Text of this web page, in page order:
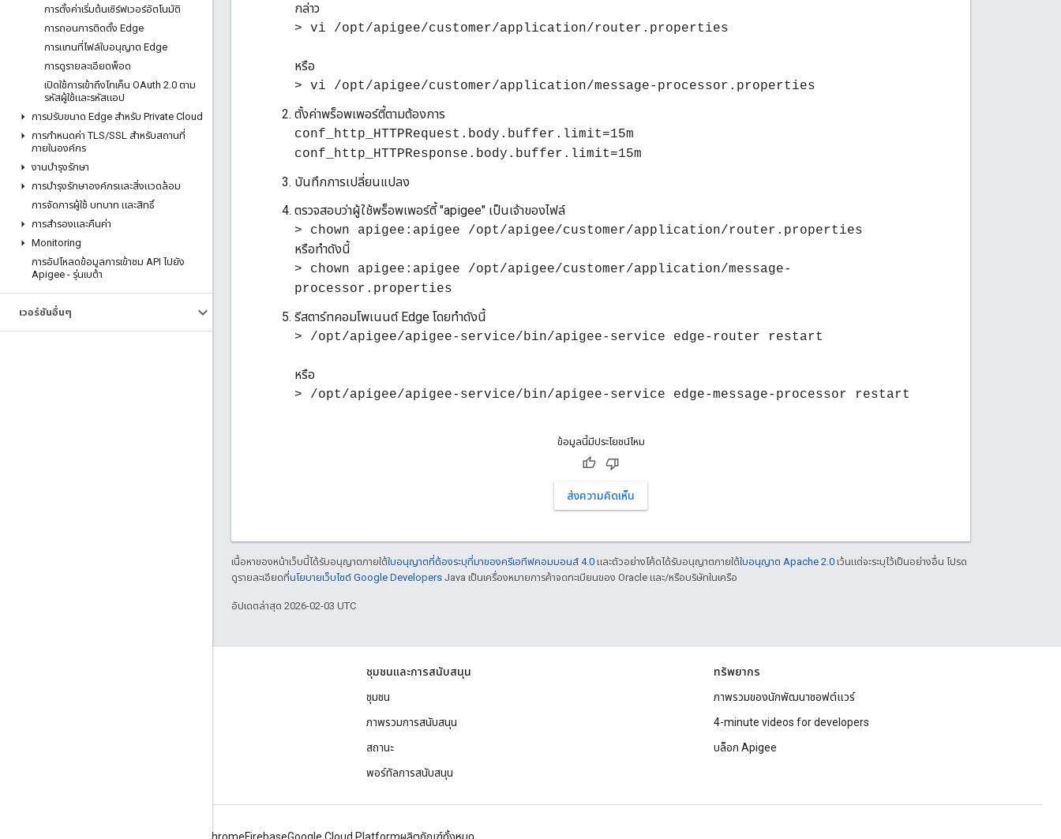
การตั้งค่าเริ่มต้นเซิร์ฟเวอร์อัตโนมัติ
การถอนการติดตั้ง Edge
การแทนที่ไฟล์ใบอนุญาต Edge
การดูรายละเอียดพ็อด
เปิดใช้การเข้าถึงโทเค็น OAuth 2.0 ตาม
รหัสผู้ใช้และรหัสแอป
การปรับขนาด Edge สําหรับ Private Cloud
การกําหนดค่า TLS/SSL สําหรับสถานที่
ภายในองค์กร
งานบํารุงรักษา
การบํารุงรักษาองค์กรและสิ่งแวดล้อม
การจัดการผู้ใช้ บทบาท และสิทธิ์
การสํารองและคืนค่า
Monitoring
การอัปโหลดข้อมูลการเข้าชม API ไปยัง
Apigee - รุ่นเบต้า
เวอร์ชันอื่นๆ
กล่าว
> vi /opt/apigee/customer/application/router.properties
หรือ
> vi /opt/apigee/customer/application/message-processor.properties
ตั้งค่าพร็อพเพอร์ตี้ตามต้องการ
conf_http_HTTPRequest.body.buffer.limit=15m
conf_http_HTTPResponse.body.buffer.limit=15m
บันทึกการเปลี่ยนแปลง
ตรวจสอบว่าผู้ใช้พร็อพเพอร์ตี้ "apigee" เป็นเจ้าของไฟล์
> chown apigee:apigee /opt/apigee/customer/application/router.properties
หรือทําดังนี้
> chown apigee:apigee /opt/apigee/customer/application/message-
processor.properties
รีสตาร์ทคอมโพเนนต์ Edge โดยทําดังนี้
> /opt/apigee/apigee-service/bin/apigee-service edge-router restart
หรือ
> /opt/apigee/apigee-service/bin/apigee-service edge-message-processor restart
ข้อมูลนี้มีประโยชน์ไหม
ส่งความคิดเห็น
เนื้อหาของหน้าเว็บนี้ได้รับอนุญาตภายใต้ใบอนุญาตที่ต้องระบุที่มาของครีเอทีฟคอมมอนส์ 4.0 และตัวอย่างโค้ดได้รับอนุญาตภายใต้ใบอนุญาต Apache 2.0 เว้นแต่จะระบุไว้เป็นอย่างอื่น โปรด
ดูรายละเอียดที่นโยบายเว็บไซต์ Google Developers Java เป็นเครื่องหมายการค้าจดทะเบียนของ Oracle และ/หรือบริษัทในเครือ
อัปเดตล่าสุด 2026-02-03 UTC
ชุมชนและการสนับสนุน
ชุมชน
ภาพรวมการสนับสนุน
สถานะ
พอร์ทัลการสนับสนุน
ทรัพยากร
ภาพรวมของนักพัฒนาซอฟต์แวร์
4-minute videos for developers
บล็อก Apigee